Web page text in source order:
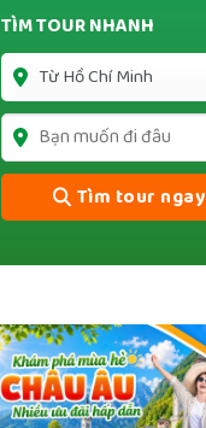
TÌM TOUR NHANH
Tìm tour ngay